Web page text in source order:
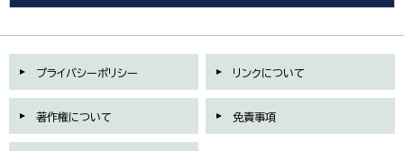
プライバシーポリシー リンクについて
著作権について 免責事項